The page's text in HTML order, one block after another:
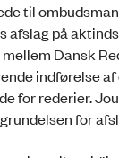
til
på
Dansk
indførelse af
for rederier.
for